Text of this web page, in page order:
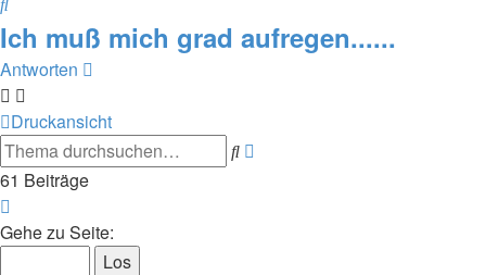
Ich muß mich grad aufregen......
Antworten
Druckansicht
Suche
61 Beiträge
7
Gehe zu Seite: